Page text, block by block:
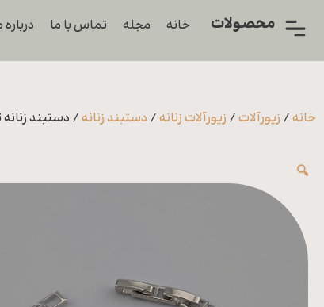
محصولات
زیورآلات
ورشو
محصولات خانه مجله تماس با ما درباره
خانه/ زیورآلات/ زیورآلات زنانه/ دستبند زنانه/ دستبند
🔍